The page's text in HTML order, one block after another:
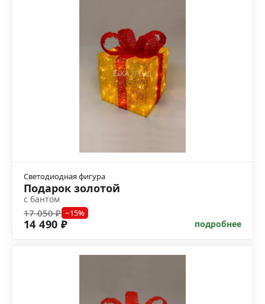
Светодиодная фигура
Подарок золотой
с бантом
17 050 ₽ −15%
14 490 ₽ подробнее